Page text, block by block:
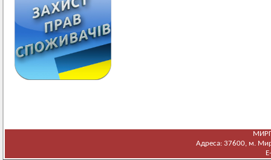
Адреса: 37600, м.